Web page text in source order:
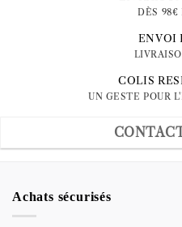
DÈS 98€
ENVOI
COLIS
UN GESTE POUR
Achats sécurisés